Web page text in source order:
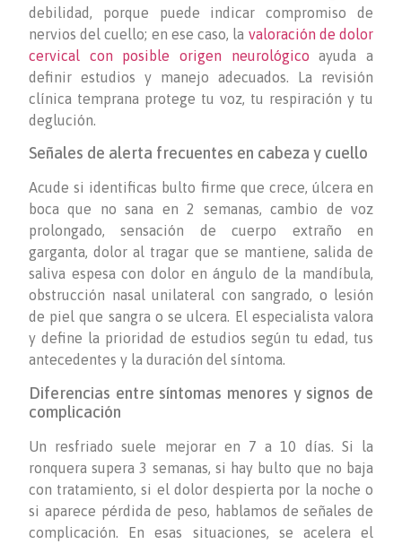
debilidad, porque puede indicar compromiso de
nervios del cuello; en ese caso, la valoración de dolor
cervical con posible origen neurológico ayuda a
definir estudios y manejo adecuados. La revisión
clínica temprana protege tu voz, tu respiración y tu
deglución.
Señales de alerta frecuentes en cabeza y cuello
Acude si identificas bulto firme que crece, úlcera en
boca que no sana en 2 semanas, cambio de voz
prolongado, sensación de cuerpo extraño en
garganta, dolor al tragar que se mantiene, salida de
saliva espesa con dolor en ángulo de la mandíbula,
obstrucción nasal unilateral con sangrado, o lesión
de piel que sangra o se ulcera. El especialista valora
y define la prioridad de estudios según tu edad, tus
antecedentes y la duración del síntoma.
Diferencias entre síntomas menores y signos de
complicación
Un resfriado suele mejorar en 7 a 10 días. Si la
ronquera supera 3 semanas, si hay bulto que no baja
con tratamiento, si el dolor despierta por la noche o
si aparece pérdida de peso, hablamos de señales de
complicación. En esas situaciones, se acelera el